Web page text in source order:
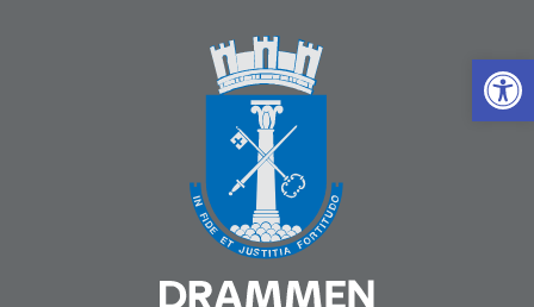
Vis